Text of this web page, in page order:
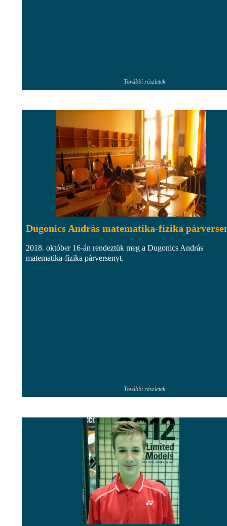
További részletek
Dugonics András matematika-fizika
2018. október 16-án rendeztük meg a Dugonics András
matematika-fizika párversenyt.
További részletek